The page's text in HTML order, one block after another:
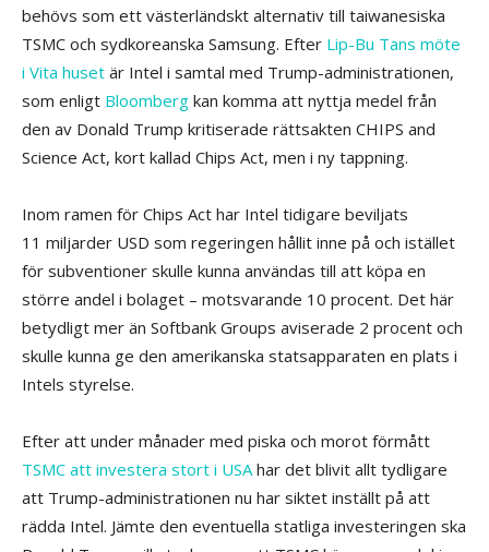
behövs som ett västerländskt alternativ till taiwanesiska
TSMC och sydkoreanska Samsung. Efter Lip-Bu Tans möte
i Vita huset är Intel i samtal med Trump-administrationen,
som enligt Bloomberg kan komma att nyttja medel från
den av Donald Trump kritiserade rättsakten CHIPS and
Science Act, kort kallad Chips Act, men i ny tappning.
Inom ramen för Chips Act har Intel tidigare beviljats
11 miljarder USD som regeringen hållit inne på och istället
för subventioner skulle kunna användas till att köpa en
större andel i bolaget – motsvarande 10 procent. Det här
betydligt mer än Softbank Groups aviserade 2 procent och
skulle kunna ge den amerikanska statsapparaten en plats i
Intels styrelse.
Efter att under månader med piska och morot förmått
TSMC att investera stort i USAhar det blivit allt tydligare
att Trump-administrationen nu har siktet inställt på att
rädda Intel. Jämte den eventuella statliga investeringen ska